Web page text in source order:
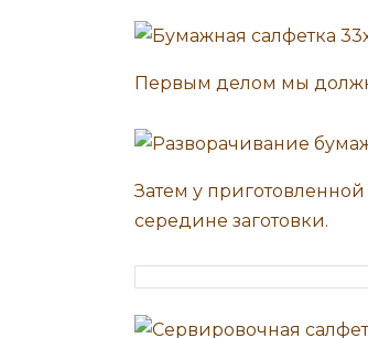
Первым делом мы
Затем у
середине заготовки.